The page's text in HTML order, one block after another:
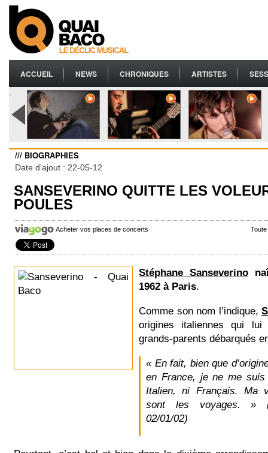
ACCUEIL NEWS CHRONIQUES ARTISTES
.
/// BIOGRAPHIES
Date d'ajout : 22-05-12
SANSEVERINO QUITTE LES
POULES
Acheter vos places de concerts
Stéphane Sanseverino
1962 à Paris.
Comme son nom l’indique,
origines italiennes qui
grands-parents débarqués
« En fait, bien que
en France, je ne me
Italien, ni Français. Ma
sont les voyages. »
02/01/02)